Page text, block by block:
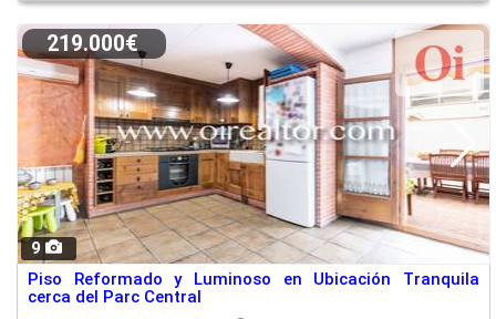
9
219.000€
Piso Reformado y Luminoso en Ubicación Tranquila
cerca del Parc Central